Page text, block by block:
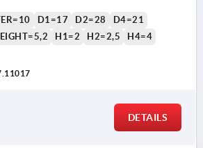
D1=17 D2=28
D4=21
H1=2 H2=2,5
H4=4
DETAILS